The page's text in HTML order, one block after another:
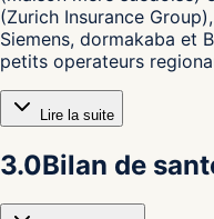
(Zurich Insurance
Siemens, dormakaba et
petits operateurs
Lire la suite
3.0Bilan de